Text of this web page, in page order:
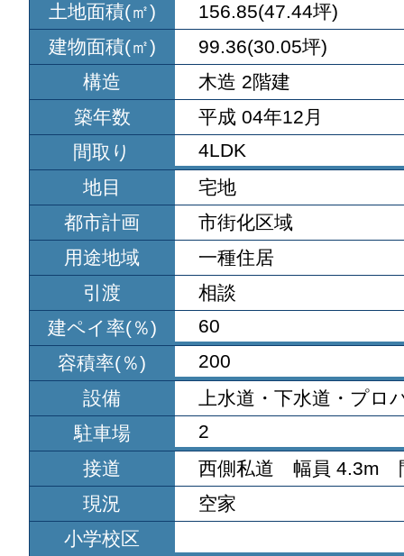
土地面積(㎡)
156.85(47.44坪)
建物面積(㎡)
99.36(30.05坪)
構造
木造 2階建
築年数
平成 04年12月
間取り
4LDK
地目
宅地
都市計画
市街化区域
用途地域
一種住居
引渡
相談
建ペイ率(％)
60
容積率(％)
200
設備
上水道・下水道・プロ
駐車場
2
接道
西側私道 幅員 4.3m
現況
空家
小学校区